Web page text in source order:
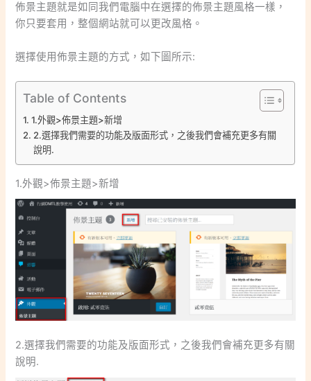
佈景主題就是如同我們電腦中在選擇的佈景主題風格一樣，
你只要套用，整個網站就可以更改風格。
選擇使用佈景主題的方式，如下圖所示:
Table of Contents
1.外觀>佈景主題>新增
2.選擇我們需要的功能及版面形式，之後我們會補充更多有關
說明.
1.外觀>佈景主題>新增
2.選擇我們需要的功能及版面形式，之後我們會補充更多有關
說明.